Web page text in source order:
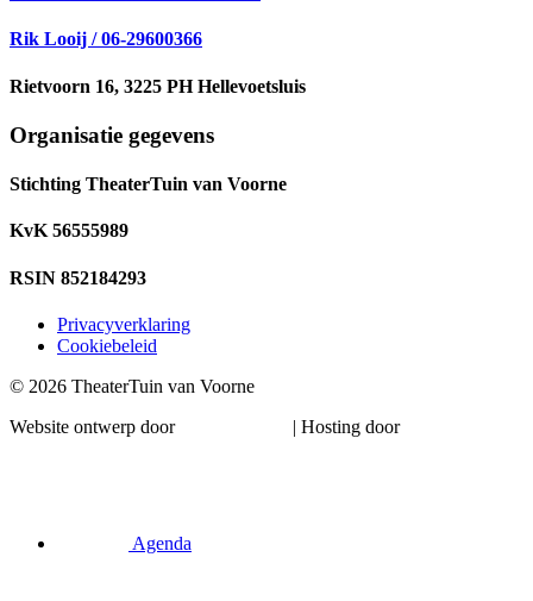
Rik Looij / 06-29600366
Rietvoorn 16, 3225 PH Hellevoetsluis
Organisatie gegevens
Stichting TheaterTuin van Voorne
KvK 56555989
RSIN 852184293
Privacyverklaring
Cookiebeleid
© 2026 TheaterTuin van Voorne
Website ontwerp door
| Hosting door
Agenda